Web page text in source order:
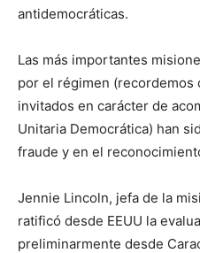
antidemocráticas.
Las más importantes
por el régimen (recordemos
invitados en carácter de
Unitaria Democrática) han
fraude y en el
Jennie Lincoln, jefa de la
ratificó desde EEUU la
preliminarmente desde